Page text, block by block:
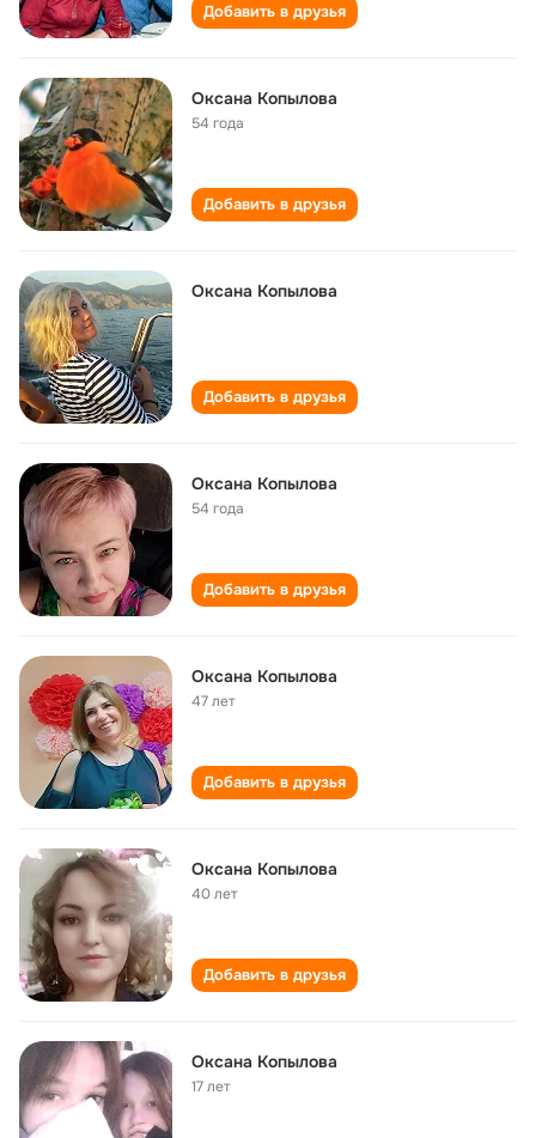
Добавить в друзья
Оксана Копылова
54 года
Добавить в друзья
Оксана Копылова
Добавить в друзья
Оксана Копылова
54 года
Добавить в друзья
Оксана Копылова
47 лет
Добавить в друзья
Оксана Копылова
40 лет
Добавить в друзья
Оксана Копылова
17 лет